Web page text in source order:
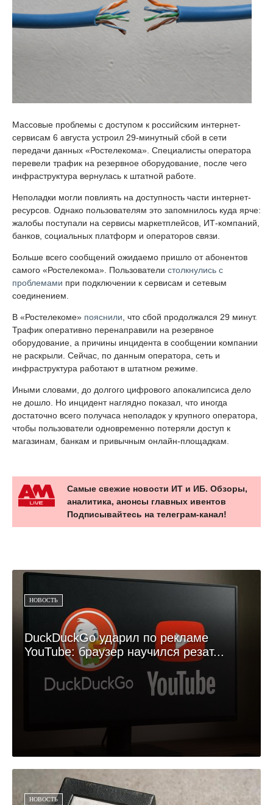
Массовые проблемы с доступом к российским интернет-
сервисам 6 августа устроил 29-минутный сбой в сети
передачи данных «Ростелекома». Специалисты оператора
перевели трафик на резервное оборудование, после чего
инфраструктура вернулась к штатной работе.
Неполадки могли повлиять на доступность части интернет-
ресурсов. Однако пользователям это запомнилось куда ярче:
жалобы поступали на сервисы маркетплейсов, ИТ-компаний,
банков, социальных платформ и операторов связи.
Больше всего сообщений ожидаемо пришло от абонентов
самого «Ростелекома». Пользователи столкнулись с
проблемами при подключении к сервисам и сетевым
соединением.
В «Ростелекоме» пояснили , что сбой продолжался 29 минут.
Трафик оперативно перенаправили на резервное
оборудование, а причины инцидента в сообщении компании
не раскрыли. Сейчас, по данным оператора, сеть и
инфраструктура работают в штатном режиме.
Иными словами, до долгого цифрового апокалипсиса дело
не дошло. Но инцидент наглядно показал, что иногда
достаточно всего получаса неполадок у крупного оператора,
чтобы пользователи одновременно потеряли доступ к
магазинам, банкам и привычным онлайн-площадкам.
Самые свежие новости ИТ и ИБ. Обзоры,
аналитика, анонсы главных ивентов
Подписывайтесь на телеграм-канал!
НОВОСТЬ
DuckDuckGo ударил по рекламе
YouTube: браузер научился резат...
НОВОСТЬ